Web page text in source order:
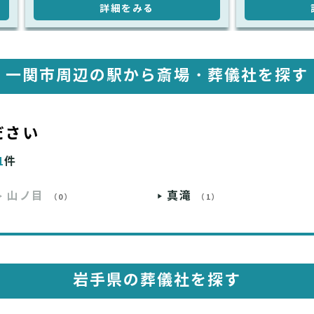
詳細をみる
一関市周辺の駅から斎場・葬儀社を探す
い
件
山ノ目 （0） 真滝 （1）
岩手県の葬儀社を探す